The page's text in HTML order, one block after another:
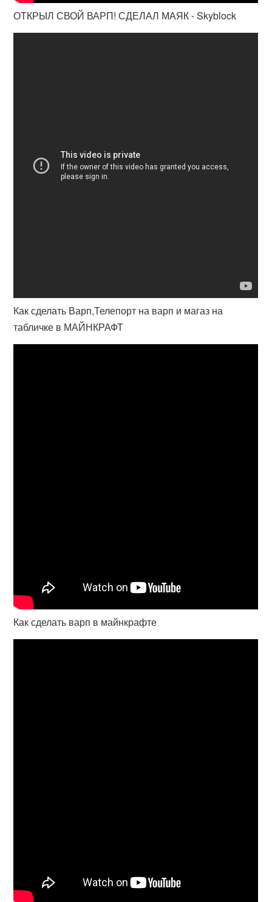
ОТКРЫЛ СВОЙ ВАРП! СДЕЛАЛ МАЯК - Skyblock
Как сделать Варп,Телепорт на варп и магаз на
табличке в МАЙНКРАФТ
Как сделать варп в майнкрафте